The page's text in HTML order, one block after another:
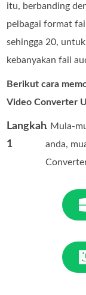
itu, berbanding
pelbagai format
sehingga 20,
kebanyakan fail
Berikut cara
Video Converter
Langkah
1
. Mula-
anda,